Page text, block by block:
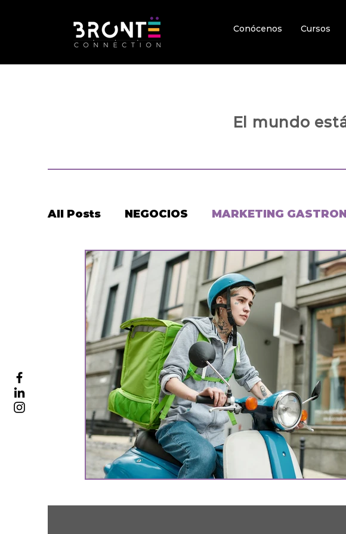
Conócenos Cursos
El mundo
All Posts NEGOCIOS MARKETING